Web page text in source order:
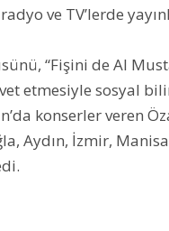
ve TV’lerde
“Fişini de Al
etmesiyle sosyal
konserler veren
Aydın, İzmir,